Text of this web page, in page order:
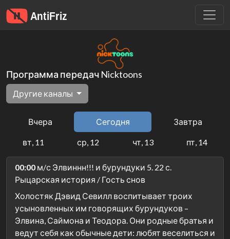
Программа передач Nicktoons
Другие каналы
Вчера Сегодня Завтра
вт, 11 ср, 12 чт, 13 пт, 14
00:00 м/с Элвиннн!!! и бурундуки 5. 22 с.
Рыцарская история / Гость снов
Холостяк Дэвид Севилл воспитывает троих
усыновленных им говорящих бурундуков –
Элвина, Саймона и Теодора. Они родные братья и
ведут себя как обычные дети: любят веселиться и